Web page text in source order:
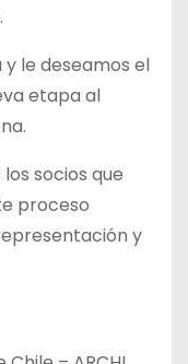
le deseamos el
etapa al
socios que
proceso
y